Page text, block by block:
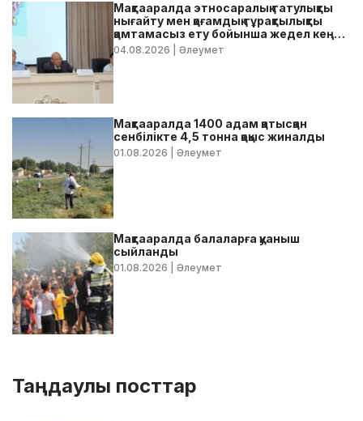
Мақтааралда этносаралық татулықты
нығайту мен қоғамдық тұрақтылықты
қамтамасыз ету бойынша жедел кеңес
өтті
04.08.2026 | Әлеумет
Мақтааралда 1400 адам қатысқан
сенбілікте 4,5 тонна қоқыс жиналды
01.08.2026 | Әлеумет
Мақтааралда балаларға қуаныш
сыйланды
01.08.2026 | Әлеумет
Таңдаулы посттар